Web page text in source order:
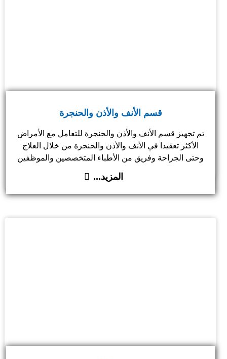
قسم الأنف والأذن والحنجرة
تم تجهيز قسم الأنف والأذن والحنجرة للتعامل مع الأمراض
الأكثر تعقيدا في الأنف والأذن والحنجرة من خلال العلاج
وحتى الجراحة وفريق من الأطباء المتخصصين والموظفين
المزيد...